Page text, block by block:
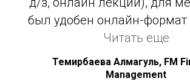
него.
был удобен онлайн-формат
в выходной день,
занятий. Владимир
преподаватель, темы
Читать ещё
Темирбаева Алмагуль, FM
Management